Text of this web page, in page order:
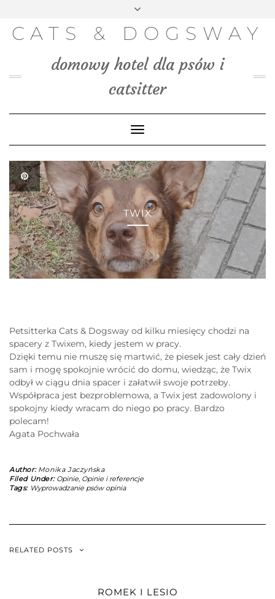
content
MEDIA
KONTAKT
CATS & DOGSWAY
domowy hotel dla psów i
catsitter
Toggle
Navigation
TWIX
Petsitterka Cats & Dogsway od kilku miesięcy chodzi na
spacery z Twixem, kiedy jestem w pracy.
Dzięki temu nie muszę się martwić, że piesek jest cały dzień
sam i mogę spokojnie wrócić do domu, wiedząc, że Twix
odbył w ciągu dnia spacer i załatwił swoje potrzeby.
Współpraca jest bezproblemowa, a Twix jest zadowolony i
spokojny kiedy wracam do niego po pracy. Bardzo
polecam!
Agata Pochwała
Author: Monika Jaczyńska
Filed Under: Opinie, Opinie i referencje
Tags: Wyprowadzanie psów opinia
RELATED POSTS
ROMEK I LESIO